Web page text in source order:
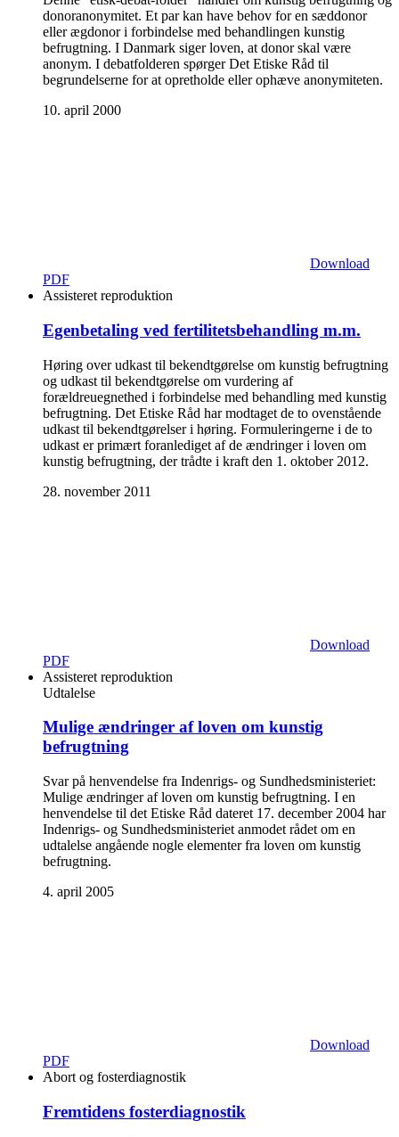
donoranonymitet. Et par kan have behov for en sæddonor
eller ægdonor i forbindelse med behandlingen kunstig
befrugtning. I Danmark siger loven, at donor skal være
anonym. I debatfolderen spørger Det Etiske Råd til
begrundelserne for at opretholde eller ophæve anonymiteten.
10. april 2000
Download
PDF
Assisteret reproduktion
Egenbetaling ved fertilitetsbehandling m.m.
Høring over udkast til bekendtgørelse om kunstig befrugtning
og udkast til bekendtgørelse om vurdering af
forældreuegnethed i forbindelse med behandling med kunstig
befrugtning. Det Etiske Råd har modtaget de to ovenstående
udkast til bekendtgørelser i høring. Formuleringerne i de to
udkast er primært foranlediget af de ændringer i loven om
kunstig befrugtning, der trådte i kraft den 1. oktober 2012.
28. november 2011
Download
PDF
Assisteret reproduktion
Udtalelse
Mulige ændringer af loven om kunstig
befrugtning
Svar på henvendelse fra Indenrigs- og Sundhedsministeriet:
Mulige ændringer af loven om kunstig befrugtning. I en
henvendelse til det Etiske Råd dateret 17. december 2004 har
Indenrigs- og Sundhedsministeriet anmodet rådet om en
udtalelse angående nogle elementer fra loven om kunstig
befrugtning.
4. april 2005
Download
PDF
Abort og fosterdiagnostik
Fremtidens fosterdiagnostik